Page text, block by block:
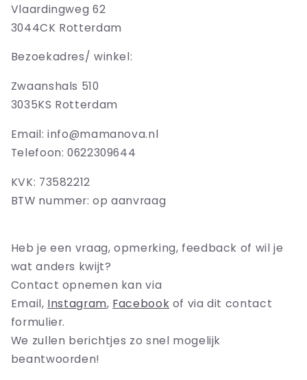
Vlaardingweg 62
3044CK Rotterdam
Bezoekadres/ winkel:
Zwaanshals 510
3035KS Rotterdam
Email: info@mamanova.nl
Telefoon: 0622309644
KVK: 73582212
BTW nummer: op aanvraag
Heb je een vraag, opmerking, feedback of wil je
wat anders kwijt?
Contact opnemen kan via
Email, Instagram, Facebook of via dit contact
formulier.
We zullen berichtjes zo snel mogelijk
beantwoorden!